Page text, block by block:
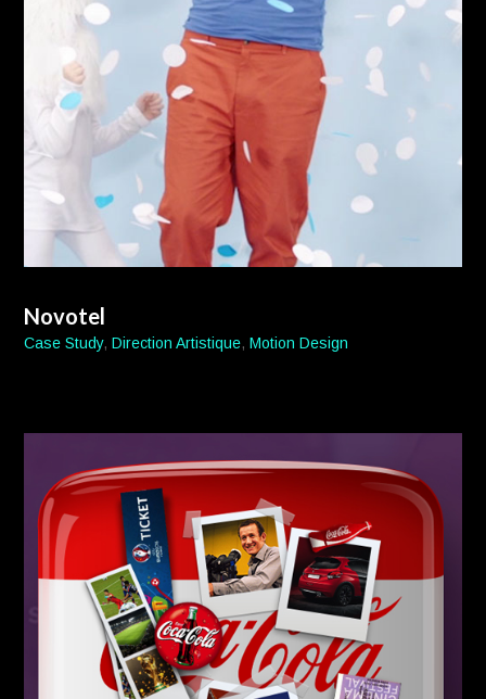
Novotel
Case Study,Direction Artistique,Motion Design